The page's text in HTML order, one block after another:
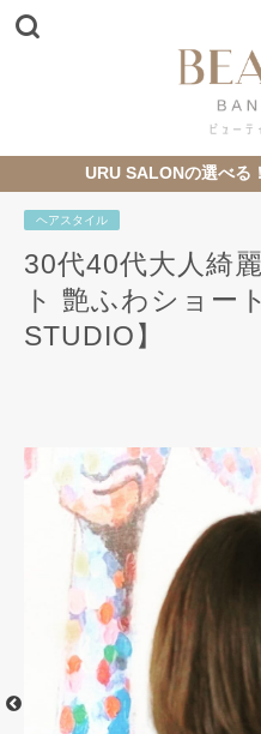
URU SALONの選べる
ヘアスタイル
30代40代大人綺
ト 艶ふわショー
STUDIO】